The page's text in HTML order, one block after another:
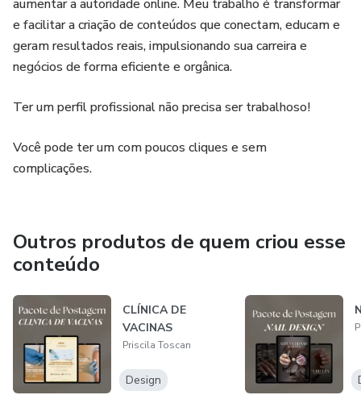
aumentar a autoridade online. Meu trabalho é transformar
e facilitar a criação de conteúdos que conectam, educam e
geram resultados reais, impulsionando sua carreira e
negócios de forma eficiente e orgânica.
Ter um perfil profissional não precisa ser trabalhoso!
Você pode ter um com poucos cliques e sem
complicações.
Outros produtos de quem criou esse
conteúdo
CLÍNICA DE
VACINAS
Priscila Toscan
Design